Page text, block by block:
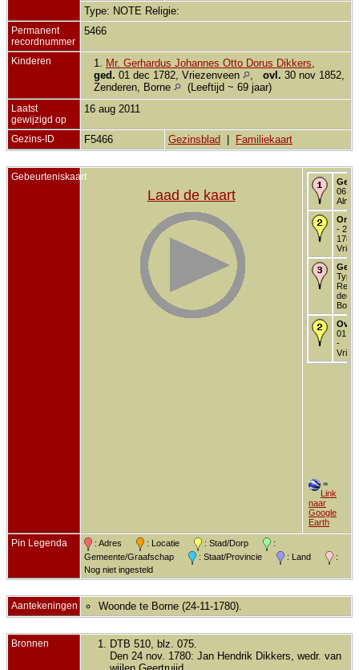
Type: NOTE Religie:
Permanent
recordnummer
5466
Kinderen 1. Mr. Gerhardus Johannes Otto Dorus Dikkers
ged. 01 dec 1782, Vriezenveen ovl. 30 nov 1852,
Zenderen, Borne
(Leeftijd ~ 69 jaar)
Laatst
gewijzigd op
16 aug 2011
Gezins-ID F5466 Gezinsblad Familiekaart
Gebeurteniskaart
Laad de kaart
06
- 24
1780
dec
Borne
01
-
=
Link
naar
Google
Earth
Pin Legenda : Adres : Locatie : Stad/Dorp
:
Gemeente/Graafschap
: Staat/Provincie : Land
:
Nog niet ingesteld
Aantekeningen Woonde te Borne (24-11-1780).
Bronnen
DTB 510, blz. 075.
Den 24 nov. 1780: Jan Hendrik Dikkers, wedr. van